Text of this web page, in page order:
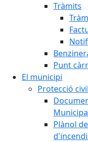
Tràmits
Punt
El municipi
Protecció
Plànol